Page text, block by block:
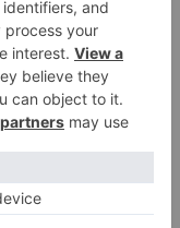
estabilizar
para su
de 2022.
pública